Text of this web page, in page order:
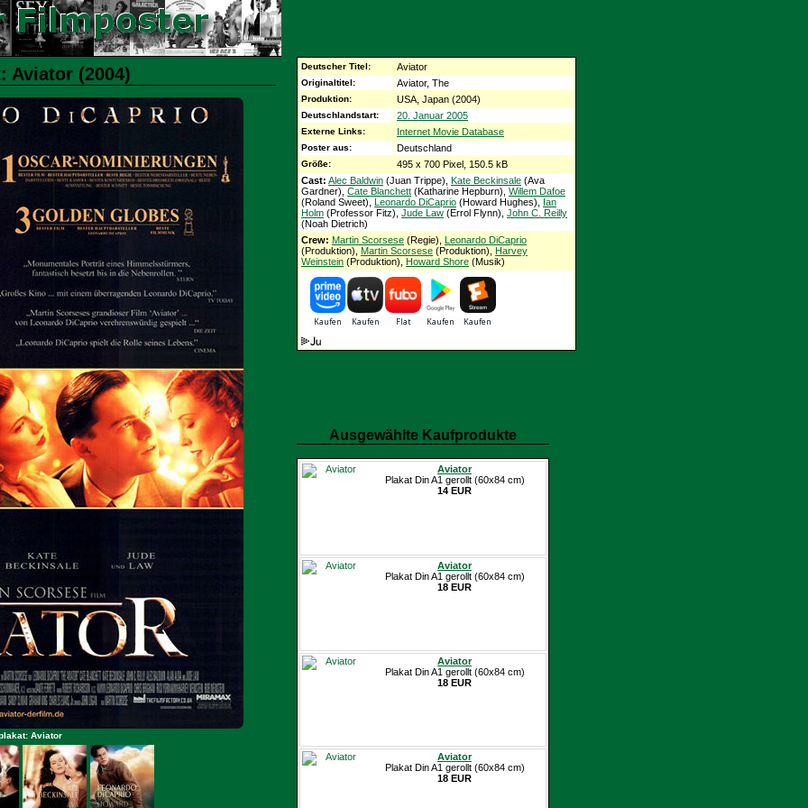
Aviator (2004)
Aviator
Deutscher Titel: Aviator
Originaltitel: Aviator, The
Produktion: USA, Japan (2004)
Deutschlandstart: 20. Januar 2005
Externe Links: Internet Movie Database
Poster aus: Deutschland
Größe:
495 x 700 Pixel, 150.5 kB
Cast: Alec Baldwin (Juan Trippe), Kate Beckinsale (Ava
Gardner), Cate Blanchett (Katharine Hepburn), Willem Dafoe
(Roland Sweet), Leonardo DiCaprio (Howard Hughes), Ian
Holm (Professor Fitz), Jude Law (Errol Flynn), John C. Reilly
(Noah Dietrich)
Crew: Martin Scorsese (Regie), Leonardo DiCaprio
(Produktion), Martin Scorsese (Produktion), Harvey
Weinstein (Produktion), Howard Shore (Musik)
Ausgewählte Kaufprodukte
Aviator
Plakat Din A1 gerollt (60x84 cm)
14 EUR
Aviator
Plakat Din A1 gerollt (60x84 cm)
18 EUR
Aviator
Plakat Din A1 gerollt (60x84 cm)
18 EUR
Aviator
Plakat Din A1 gerollt (60x84 cm)
18 EUR